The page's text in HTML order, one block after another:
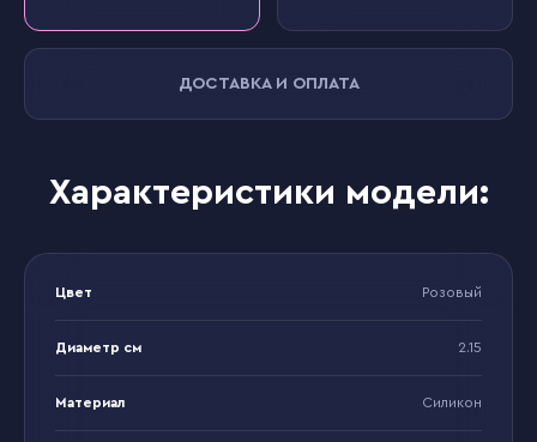
ДОСТАВКА И ОПЛАТА
Характеристики модели:
Цвет Розовый
Диаметр см 2.15
Материал Силикон